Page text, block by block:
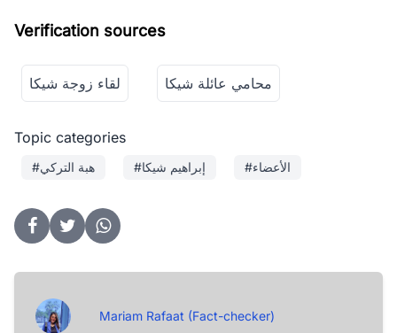
Verification sources
لقاء زوجة شيكا محامي عائلة شيكا
Topic categories
#هبة التركي #إبراهيم شيكا #الأعضاء
Mariam Rafaat (Fact-checker)